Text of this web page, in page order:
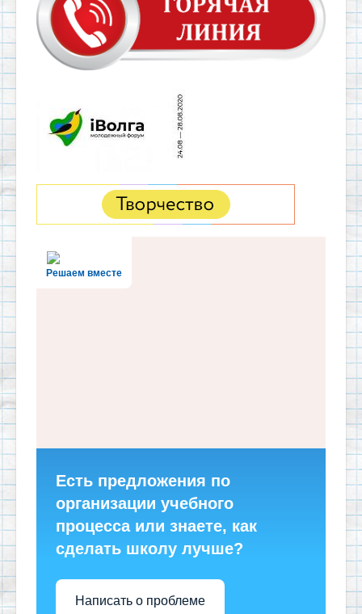
Решаем вместе
Есть предложения по
организации учебного
процесса или знаете, как
сделать школу лучше?
Написать о проблеме